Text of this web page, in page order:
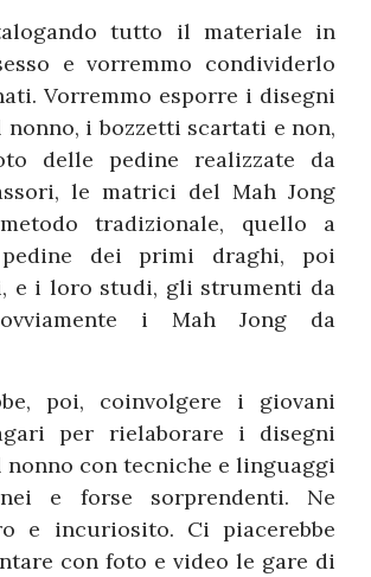
tutto il materiale in
e vorremmo condividerlo
Vorremmo esporre i disegni
i bozzetti scartati e non,
delle pedine realizzate da
le matrici del Mah Jong
tradizionale, quello a
dei primi draghi, poi
e i loro studi, gli strumenti da
i Mah Jong da
poi, coinvolgere i giovani
per rielaborare i disegni
con tecniche e linguaggi
e forse sorprendenti. Ne
e incuriosito. Ci piacerebbe
con foto e video le gare di